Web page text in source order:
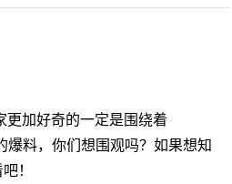
加好奇的一定是围绕着
料，你们想围观吗？如果想知
！